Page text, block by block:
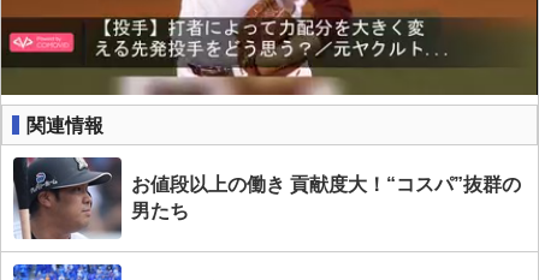
関連情報
お値段以上の働き 貢献度大！“コスパ”抜群の
男たち